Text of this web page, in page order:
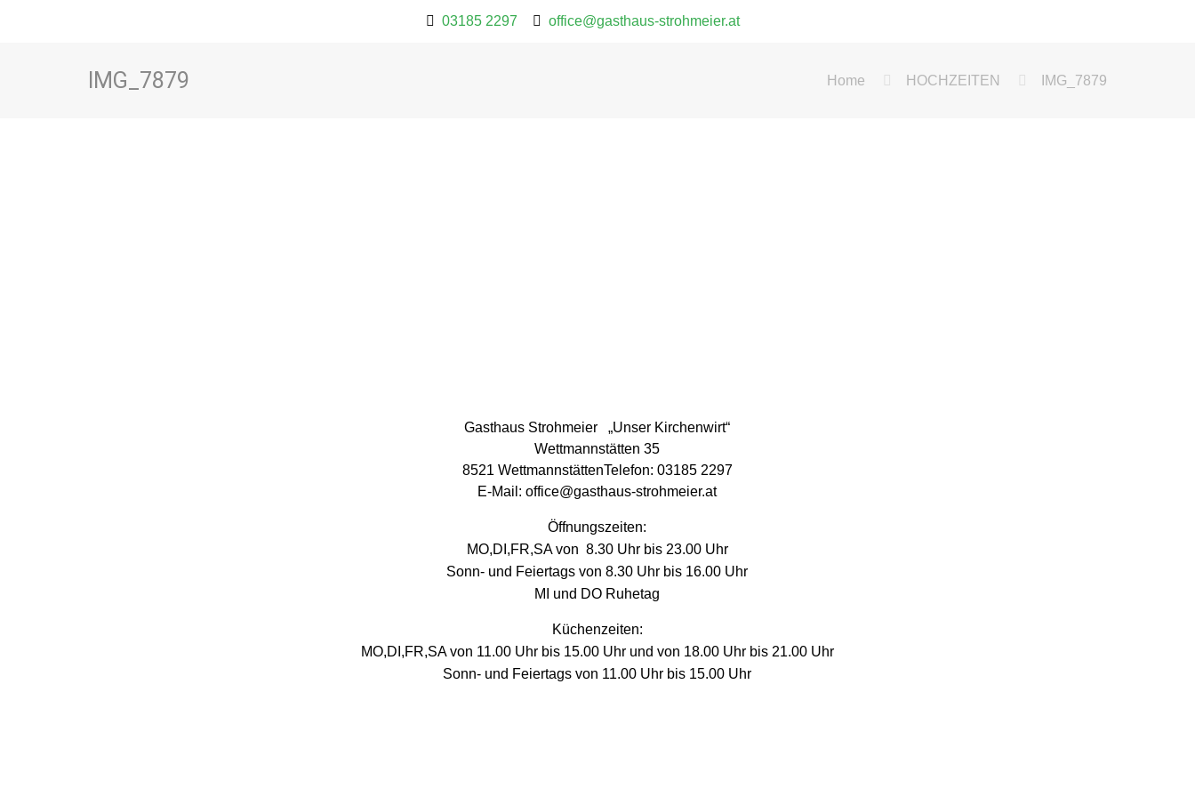
03185 2297 office@gasthaus-strohmeier.at
IMG_7879 Home HOCHZEITEN IMG_7879
Gasthaus Strohmeier „Unser Kirchenwirt“
Wettmannstätten35
8521 WettmannstättenTelefon: 03185 2297
E-Mail:office@gasthaus-strohmeier.at
Öffnungszeiten:
MO,DI,FR,SA von 8.30 Uhr bis 23.00 Uhr
Sonn- und Feiertags von 8.30 Uhr bis 16.00 Uhr
MI und DO Ruhetag
Küchenzeiten:
MO,DI,FR,SA von 11.00 Uhr bis 15.00 Uhr und von 18.00 Uhr bis 21.00 Uhr
Sonn- und Feiertags von 11.00 Uhr bis 15.00 Uhr